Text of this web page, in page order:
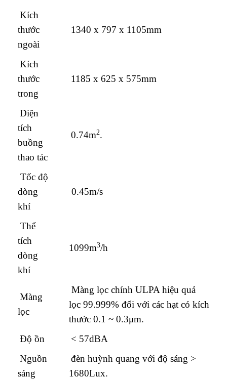
Kích
thước
ngoài
1340 x 797 x 1105mm
Kích
thước
trong
1185 x 625 x 575mm
Diện
tích
buồng
thao tác
0.74m2.
Tốc độ
dòng
khí
0.45m/s
Thể
tích
dòng
khí
1099m3/h
Màng
lọc
Màng lọc chính ULPA hiệu quả
lọc 99.999% đối với các hạt có kích
thước 0.1 ~ 0.3μm.
Độ ồn
< 57dBA
Nguồn
sáng
đèn huỳnh quang với độ sáng >
1680Lux.